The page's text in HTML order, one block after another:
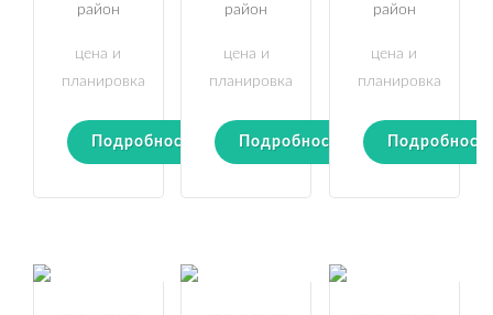
район
цена и
планировка
Подробности
район
цена и
планировка
Подробности
район
цена и
планировка